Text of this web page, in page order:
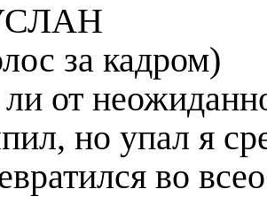
за кадром)
от
но упал я
во